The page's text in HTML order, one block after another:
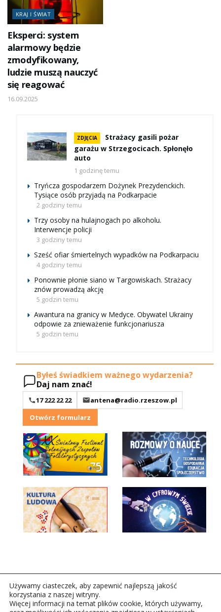
KRAJ I ŚWIAT
Eksperci: system
alarmowy będzie
zmodyfikowany,
ludzie muszą nauczyć
się reagować
16.09.2025
ZDJĘCIA
Strażacy gasili pożar
garażu w Strzegocicach. Spłonęło
auto
1 godzinę temu
Tryńcza gospodarzem Dożynek Prezydenckich.
Tysiące osób przyjadą na Podkarpacie
2 godziny temu
Trzy osoby na hulajnogach po alkoholu.
Interwencje policji
3 godziny temu
Sześć ofiar śmiertelnych wypadków na Podkarpaciu
4 godziny temu
Ponownie płonie siano w Targowiskach. Strażacy
znów prowadzą akcję
5 godzin temu
Awantura na granicy w Medyce. Obywatel Ukrainy
odpowie za znieważenie funkcjonariusza
5 godzin temu
Byłeś świadkiem ważnego wydarzenia?
Daj nam znać!
17 222 22 22
antena@radio.rzeszow.pl
Otwórz formularz
Używamy ciasteczek, aby zapewnić najlepszą jakość
korzystania z naszej witryny.
Więcej informacji na temat plików cookie, których używamy,